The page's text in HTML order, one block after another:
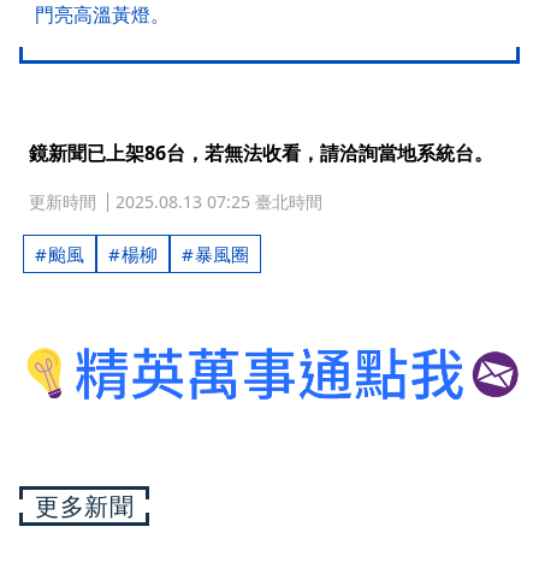
門亮高溫黃燈。
鏡新聞已上架86台，若無法收看，請洽詢當地系統台。
更新時間 2025.08.13 07:25 臺北時間
颱風 楊柳 暴風圈
更多新聞